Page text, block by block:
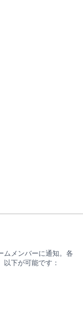
ムメンバーに通知。各
下が可能です：